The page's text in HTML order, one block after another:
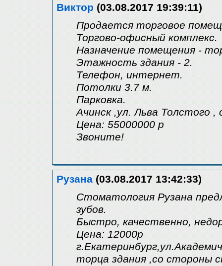
Виктор (03.08.2017 19:39:11)
Продается торговое
Торгово-офисный комплекс.
Назначение помещения -
Этажность здания - 2.
Телефон, интернет.
Потолки 3.7 м.
Парковка.
Ачинск ,ул. Льва Толстого ,
Цена: 55000000 р
Звоните!
Рузана (03.08.2017 13:42:33)
Стоматология Рузана
зубов.
Быстро, качественно,
Цена: 12000р
торца здания ,со стороны